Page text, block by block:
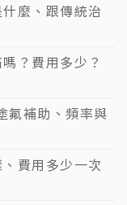
麼、跟傳統治
？費用多少？
氟補助、頻率與
費用多少一次